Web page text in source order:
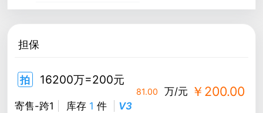
担保
拍 16200万=200元
寄售-跨1 库存 1 件 V3
81.00 万/元 ￥200.00